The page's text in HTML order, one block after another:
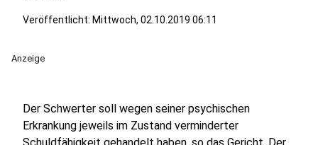
Veröffentlicht: Mittwoch, 02.10.2019 06:11
Anzeige
Der Schwerter soll wegen seiner psychischen
Erkrankung jeweils im Zustand verminderter